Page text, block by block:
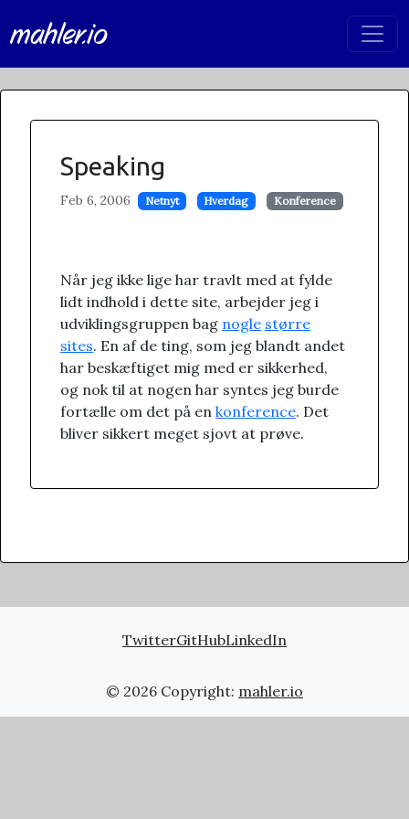
mahler.io
Speaking
Feb 6, 2006 Netnyt Hverdag Konference
Når jeg ikke lige har travlt med at fylde
lidt indhold i dette site, arbejder jeg i
udviklingsgruppen bag nogle større
sites. En af de ting, som jeg blandt andet
har beskæftiget mig med er sikkerhed,
og nok til at nogen har syntes jeg burde
fortælle om det på en konference. Det
bliver sikkert meget sjovt at prøve.
TwitterGitHubLinkedIn
© 2026 Copyright: mahler.io